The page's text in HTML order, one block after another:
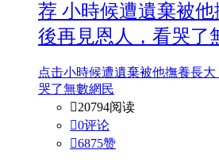
荐 小時候遭遺棄被
後再見恩人，看哭了
点击小時候遭遺棄被他撫養長
哭了無數網民
20794阅读
0评论
6875赞